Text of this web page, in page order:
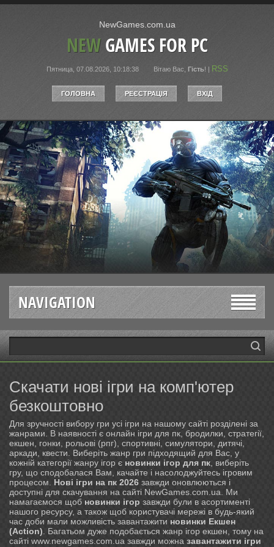
NewGames.com.ua
NEWGAMES FOR PC
Пятница, 07.08.2026, 10:18:38 Вітаю Вас Гість! | RSS
ГОЛОВНА РЕЄСТРАЦІЯ ВХІД
NAVIGATION
Скачати нові ігри на комп'ютер
безкоштовно
Для зручності вибору гри усі ігри на нашому сайті розділені за
жанрами. В наявності є онлайн ігри для пк, бродилки, стратегії,
екшен, гонки, рольові (рпг), спортивні, симулятори, дитячі,
аркади, квести. Виберіть жанр гри підходящий для Вас, у
кожній категорії жанру ігор є новинки ігор для пк , виберіть
гру, що сподобалася Вам, качайте і насолоджуйтесь ігровим
процесом. Нові ігри на пк 2026 завжди оновлюються і
доступні для скачування на сайті NewGames.com.ua. Ми
намагаємося щоб новинки ігор завжди були в асортименті
нашого ресурсу, а також щоб користувачі мережі в будь-який
час доби мали можливість завантажити новинки Екшен
(Action) . Багатьом дуже подобається жанр ігор екшен, тому на
сайті www.newgames.com.ua завжди можна завантажити ігри